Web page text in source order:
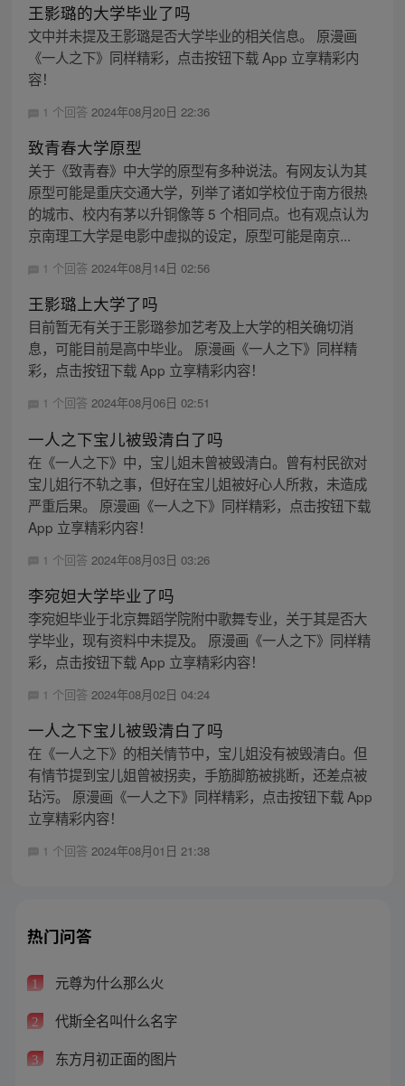
王影璐的大学毕业了吗
文中并未提及王影璐是否大学毕业的相关信息。 原漫画
《一人之下》同样精彩，点击按钮下载 App 立享精彩内
容！
1 个回答 2024年08月20日 22:36
致青春大学原型
关于《致青春》中大学的原型有多种说法。有网友认为其
原型可能是重庆交通大学，列举了诸如学校位于南方很热
的城市、校内有茅以升铜像等 5 个相同点。也有观点认为
京南理工大学是电影中虚拟的设定，原型可能是南京...
1 个回答 2024年08月14日 02:56
王影璐上大学了吗
目前暂无有关于王影璐参加艺考及上大学的相关确切消
息，可能目前是高中毕业。 原漫画《一人之下》同样精
彩，点击按钮下载 App 立享精彩内容！
1 个回答 2024年08月06日 02:51
一人之下宝儿被毁清白了吗
在《一人之下》中，宝儿姐未曾被毁清白。曾有村民欲对
宝儿姐行不轨之事，但好在宝儿姐被好心人所救，未造成
严重后果。 原漫画《一人之下》同样精彩，点击按钮下载
App 立享精彩内容！
1 个回答 2024年08月03日 03:26
李宛妲大学毕业了吗
李宛妲毕业于北京舞蹈学院附中歌舞专业，关于其是否大
学毕业，现有资料中未提及。 原漫画《一人之下》同样精
彩，点击按钮下载 App 立享精彩内容！
1 个回答 2024年08月02日 04:24
一人之下宝儿被毁清白了吗
在《一人之下》的相关情节中，宝儿姐没有被毁清白。但
有情节提到宝儿姐曾被拐卖，手筋脚筋被挑断，还差点被
玷污。 原漫画《一人之下》同样精彩，点击按钮下载 App
立享精彩内容！
1 个回答 2024年08月01日 21:38
热门问答
1 元尊为什么那么火
2 代斯全名叫什么名字
3 东方月初正面的图片